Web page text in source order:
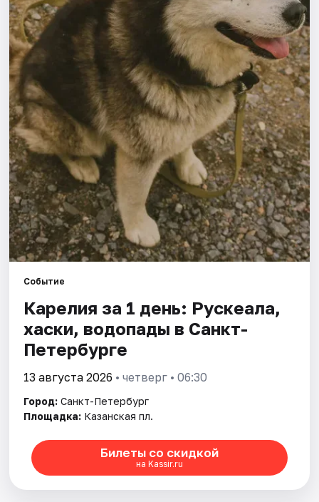
Города
Площадки
Артисты
Рейтинги
Событие
Карелия за 1 день: Рускеала,
хаски, водопады в Санкт-
Петербурге
13 августа 2026 • четверг • 06:30
Город: Санкт-Петербург
Площадка: Казанская пл.
Билеты со скидкой
на Kassir.ru